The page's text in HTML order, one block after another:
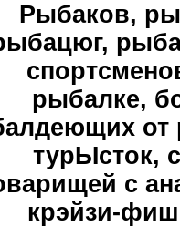
Рыбаков,
рыбалке,
от
турЫсток,
с
крэйзи-